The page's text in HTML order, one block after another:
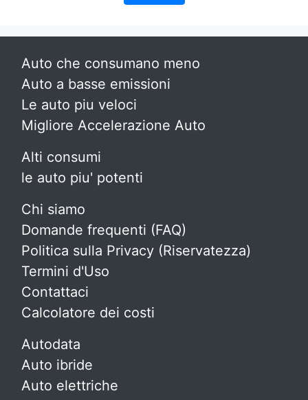
Auto che consumano meno
Auto a basse emissioni
Le auto piu veloci
Migliore Accelerazione Auto
Alti consumi
le auto piu' potenti
Chi siamo
Domande frequenti (FAQ)
Politica sulla Privacy (Riservatezza)
Termini d'Uso
Contattaci
Calcolatore dei costi
Autodata
Auto ibride
Auto elettriche